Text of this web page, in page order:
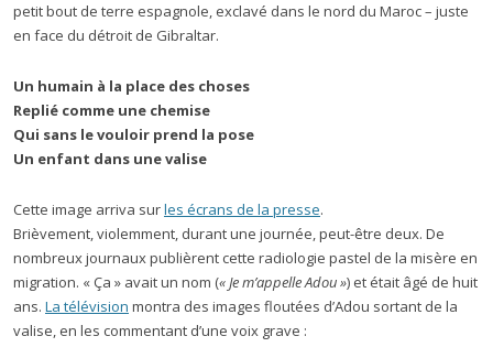
petit bout de terre espagnole, exclavé dans le nord du Maroc – juste
en face du détroit de Gibraltar.
Un humain à la place des choses
Replié comme une chemise
Qui sans le vouloir prend la pose
Un enfant dans une valise
Cette image arriva surles écrans de la presse.
Brièvement, violemment, durant une journée, peut-être deux. De
nombreux journaux publièrent cette radiologie pastel de la misère en
migration. « Ça » avait un nom (« Je m’appelle Adou ») et était âgé de huit
ans. La télévision montra des images floutées d’Adou sortant de la
valise, en les commentant d’une voix grave :